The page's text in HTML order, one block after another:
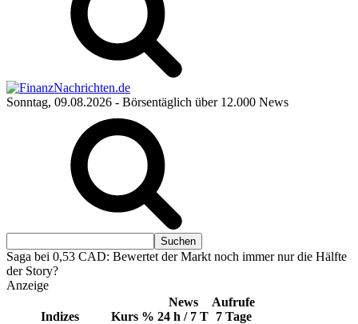
Sonntag, 09.08.2026 - Börsentäglich über 12.000 News
Saga bei 0,53 CAD: Bewertet der Markt noch immer nur die Hälfte
der Story?
Anzeige
Indizes Kurs %
News
24 h / 7 T
Aufrufe
7 Tage